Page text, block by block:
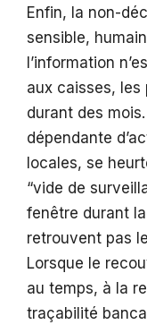
Enfin, la non-
sensible,
l’information
aux caisses,
durant des
dépendante
locales, se
“vide de
fenêtre durant
retrouvent pas
Lorsque le
au temps, à la
traçabilité